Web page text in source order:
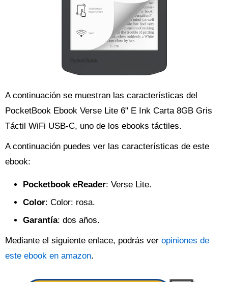
A continuación se muestran las características del
PocketBook Ebook Verse Lite 6" E Ink Carta 8GB Gris
Táctil WiFi USB-C, uno de los ebooks táctiles.
A continuación puedes ver las características de este
ebook:
Pocketbook eReader: Verse Lite.
Color: Color: rosa.
Garantía: dos años.
Mediante el siguiente enlace, podrás ver opiniones de
este ebook en amazon.